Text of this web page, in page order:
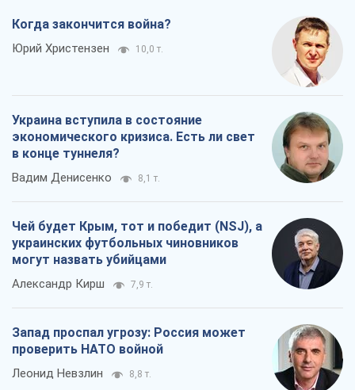
Когда закончится война?
Юрий Христензен 10,0 т.
Украина вступила в состояние
экономического кризиса. Есть ли свет
в конце туннеля?
Вадим Денисенко 8,1 т.
Чей будет Крым, тот и победит (NSJ), а
украинских футбольных чиновников
могут назвать убийцами
Александр Кирш 7,9 т.
Запад проспал угрозу: Россия может
проверить НАТО войной
Леонид Невзлин 8,8 т.